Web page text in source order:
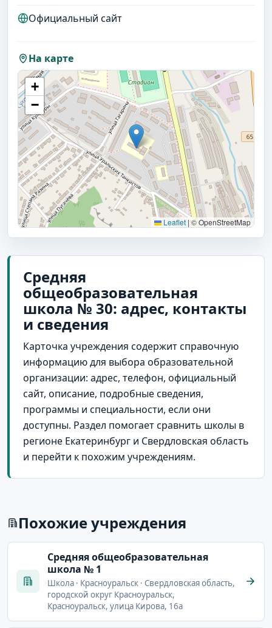
Официальный сайт
На карте
+
−
Leaflet | © OpenStreetMap
Средняя
общеобразовательная
школа № 30: адрес, контакты
и сведения
Карточка учреждения содержит справочную
информацию для выбора образовательной
организации: адрес, телефон, официальный
сайт, описание, подробные сведения,
программы и специальности, если они
доступны. Раздел помогает сравнить школы в
регионе Екатеринбург и Свердловская область
и перейти к похожим учреждениям.
Похожие учреждения
Cредняя общеобразовательная
школа № 1
Школа · Красноуральск · Свердловская область,
городской округ Красноуральск,
Красноуральск, улица Кирова, 16а